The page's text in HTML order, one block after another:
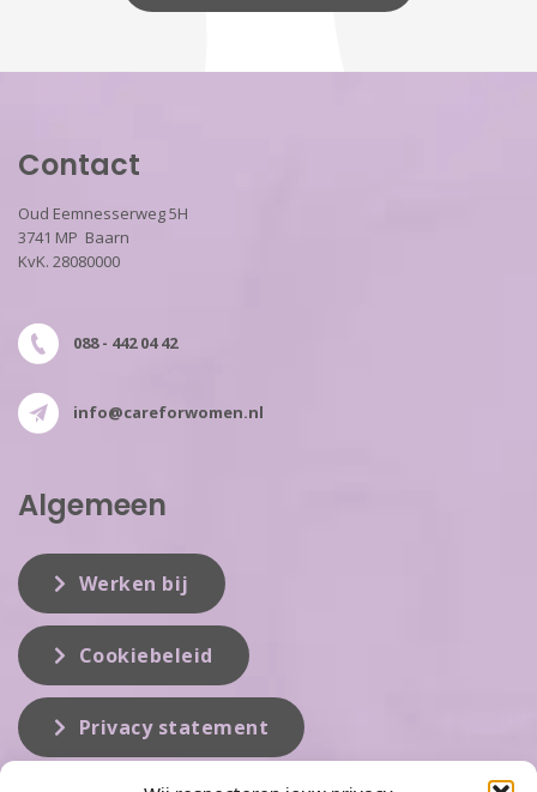
Contact
Oud Eemnesserweg 5H
3741 MP Baarn
KvK. 28080000
088 - 442 04 42
info@careforwomen.nl
Algemeen
Werken bij
Cookiebeleid
Privacy statement